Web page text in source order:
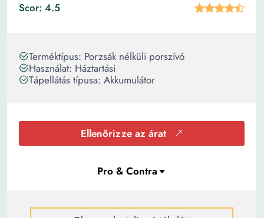
Scor: 4.5
Terméktípus: Porzsák nélküli porszívó
Használat: Háztartási
Tápellátás típusa: Akkumulátor
Ellenőrizze az árat